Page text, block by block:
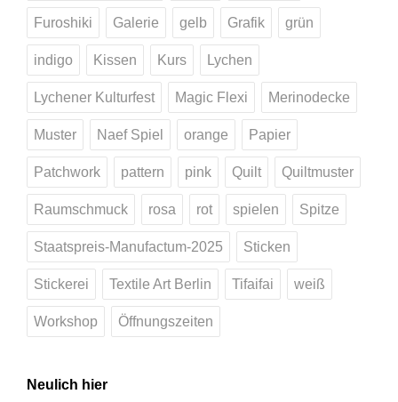
Furoshiki Galerie gelb Grafik grün
indigo Kissen Kurs Lychen
Lychener Kulturfest Magic Flexi Merinodecke
Muster Naef Spiel orange Papier
Patchwork pattern pink Quilt Quiltmuster
Raumschmuck rosa rot spielen Spitze
Staatspreis-Manufactum-2025 Sticken
Stickerei Textile Art Berlin Tifaifai weiß
Workshop Öffnungszeiten
Neulich hier